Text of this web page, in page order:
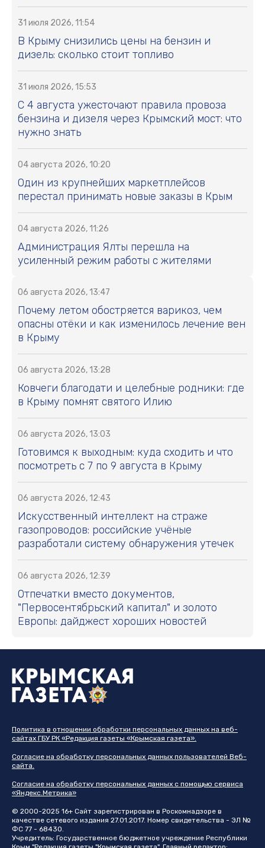
31 июля 2026, 11:54
В Крыму снизились цены на бензин и
дизель: сколько стоит топливо
31 июля 2026, 15:53
С 4 августа ужесточают правила провоза
бензина и дизеля через Крымский мост: что
нужно знать
04 августа 2026, 10:20
Один из крупнейших маркетплейсов
перестал принимать новые заказы в Крым
04 августа 2026, 11:26
Администрация Ялты перешла на
усиленный режим работы с жителями
06 августа 2026, 13:47
Почему летом обостряется варикоз, чем
опасны отёки и как изменилось лечение вен
в Крыму
06 августа 2026, 13:28
Ковчеги благодати и целебные родники: где
в Крыму помнят святого Илию
06 августа 2026, 13:03
Готовимся к выходным: куда сходить и что
посмотреть с 7 по 9 августа в Крыму
06 августа 2026, 12:43
Искусственный интеллект на страже
газопроводов: российские учёные
разработали систему обнаружения утечек
06 августа 2026, 12:39
Отпечатки вместо документов,
"Первосентябрьский капитал" и золото
Европы: дайджест хороших новостей
Политика в отношении обработки персональных данных на веб-
сайтах ГБУ РК «Редакция газеты «Крымская газета».
Согласие на обработку персональных данных пользователей Веб-
сайта.
Согласие на обработку персональных данных с помощью сервиса
«Яндекс.Метрика»
© 2000-2025 16+ Сайт зарегистрирован в Роскомнадзоре в
качестве сетевого издания 27.01.2017. Номер свидетельства - ЭЛ №
ФС 77 - 68430.
Учредитель: Государственное бюджетное учреждение Республики